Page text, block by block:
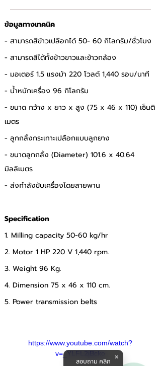
ข้อมูลทางเทคนิค
- สามารถสีข้าวเปลือกได้ 50- 60 กิโลกรัม/ชั่วโมง
- สามารถสีได้ทั้งข้าวขาวและข้าวกล้อง
- มอเตอร์ 1.5 แรงม้า 220 โวลต์ 1,440 รอบ/นาที
- น้ำหนักเครื่อง 96 กิโลกรัม
- ขนาด กว้าง x ยาว x สูง (75 x 46 x 110) เซ็นติ
เมตร
- ลูกกลิ้งกระเทาะเปลือกแบบลูกยาง
- ขนาดลูกกลิ้ง (Diameter) 101.6 x 40.64
มิลลิเมตร
- ส่งกำลังขับเครื่องโดยสายพาน
Specification
1. Milling capacity 50-60 kg/hr
2. Motor 1 HP 220 V 1,440 rpm.
3. Weight 96 Kg.
4. Dimension 75 x 46 x 110 cm.
5. Power transmission belts
https://www.youtube.com/watch?
v=_YLFL2jBcko
สอบถาม คลิก